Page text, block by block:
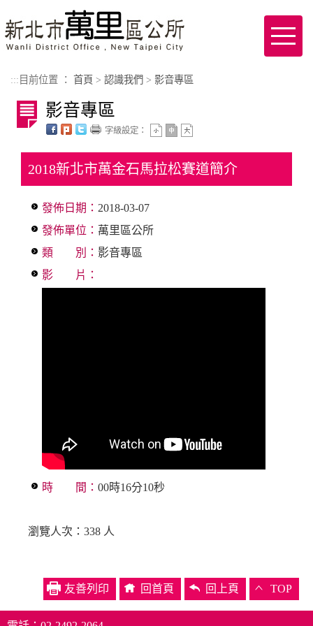
Toggle
::: 目前位置 ： 首頁 > 認識我們 > 影音專區
影音專區
字級設定：
2018新北市萬金石馬拉松賽道簡介
發佈日期： 2018-03-07
發佈單位： 萬里區公所
類 別： 影音專區
影 片：
時 間： 00時16分10秒
瀏覽人次：338 人
友善列印 回首頁 回上頁 TOP